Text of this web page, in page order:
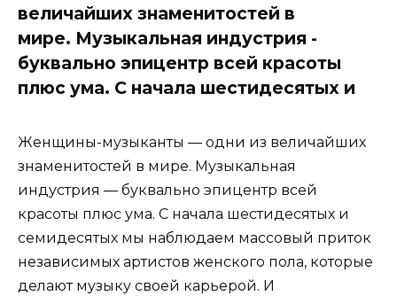
величайших знаменитостей в
мире. Музыкальная индустрия -
буквально эпицентр всей красоты
плюс ума. С начала шестидесятых и
Женщины-музыканты — одни из величайших
знаменитостей в мире. Музыкальная
индустрия — буквально эпицентр всей
красоты плюс ума. С начала шестидесятых и
семидесятых мы наблюдаем массовый приток
независимых артистов женского пола, которые
делают музыку своей карьерой. И